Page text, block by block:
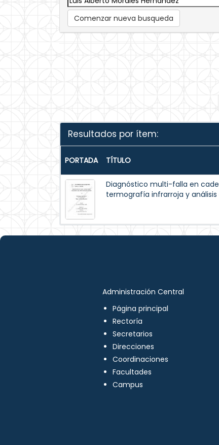
Comenzar nueva busqueda
Resultados por ítem:
PORTADA TÍTULO
Diagnóstico multi-falla en
termografía infrarroja y
Administración Central
Página principal
Rectoría
Secretarios
Direcciones
Coordinaciones
Facultades
Campus